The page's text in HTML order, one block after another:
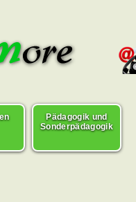
Pädagogik und
Sonderpädagogik